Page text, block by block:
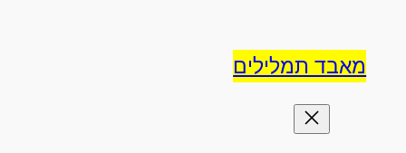
מאבד תמלילים